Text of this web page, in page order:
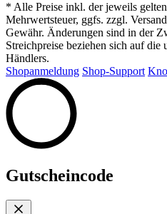
* Alle Preise inkl. der jeweils
Mehrwertsteuer, ggfs. zzgl.
Gewähr. Änderungen sind in der
Streichpreise beziehen sich auf die
Händlers.
Shopanmeldung Shop-Support
Gutscheincode